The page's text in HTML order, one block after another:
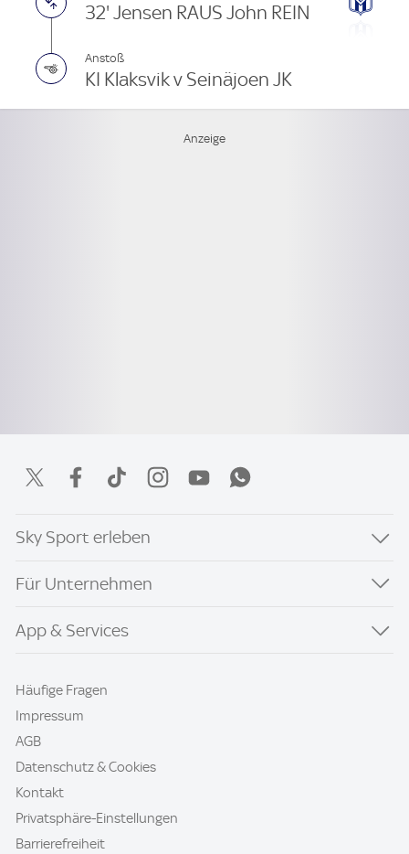
32' Jensen RAUS John REIN
Anstoß
KI Klaksvik v Seinäjoen JK
Sky Sport erleben
Für Unternehmen
App & Services
Häufige Fragen
Impressum
AGB
Datenschutz & Cookies
Kontakt
Privatsphäre-Einstellungen
Barrierefreiheit